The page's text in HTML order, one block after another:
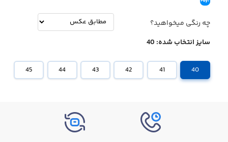
چه رنگی میخواهید؟
سایز انتخاب شده: 40
40
41
42
43
44
45